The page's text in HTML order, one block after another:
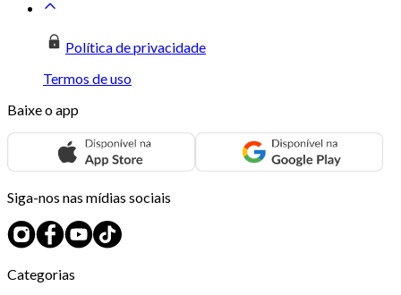
Política de privacidade
Termos de uso
Baixe o app
Siga-nos nas mídias sociais
Categorias